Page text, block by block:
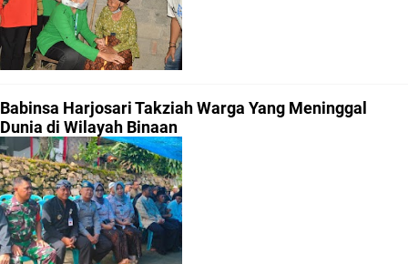
Babinsa Harjosari Takziah Warga Yang Meninggal
Dunia di Wilayah Binaan